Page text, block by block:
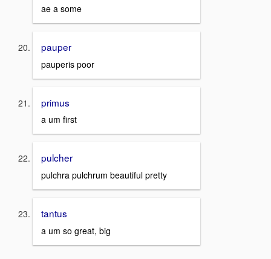
ae a some
pauper
pauperis poor
primus
a um first
pulcher
pulchra pulchrum beautiful pretty
tantus
a um so great, big